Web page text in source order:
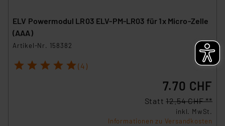
ELV Powermodul LR03 ELV-PM-LR03 für 1x Micro-Zelle
(AAA)
Artikel-Nr. 158382
1 2 3 4 5 (4)
7.70 CHF
Statt12.54 CHF **
inkl. MwSt.
Informationen zu Versandkosten